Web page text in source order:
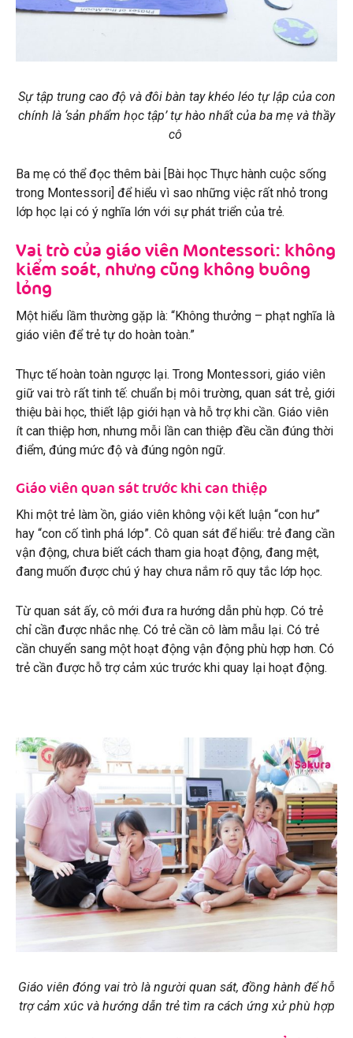
Sự tập trung cao độ và đôi bàn tay khéo léo tự lập của con
chính là ‘sản phẩm học tập’ tự hào nhất của ba mẹ và thầy
cô
Ba mẹ có thể đọc thêm bài [Bài học Thực hành cuộc sống
trong Montessori] để hiểu vì sao những việc rất nhỏ trong
lớp học lại có ý nghĩa lớn với sự phát triển của trẻ.
Vai trò của giáo viên Montessori: không
kiểm soát, nhưng cũng không buông
lỏng
Một hiểu lầm thường gặp là: “Không thưởng – phạt nghĩa là
giáo viên để trẻ tự do hoàn toàn.”
Thực tế hoàn toàn ngược lại. Trong Montessori, giáo viên
giữ vai trò rất tinh tế: chuẩn bị môi trường, quan sát trẻ, giới
thiệu bài học, thiết lập giới hạn và hỗ trợ khi cần. Giáo viên
ít can thiệp hơn, nhưng mỗi lần can thiệp đều cần đúng thời
điểm, đúng mức độ và đúng ngôn ngữ.
Giáo viên quan sát trước khi can thiệp
Khi một trẻ làm ồn, giáo viên không vội kết luận “con hư”
hay “con cố tình phá lớp”. Cô quan sát để hiểu: trẻ đang cần
vận động, chưa biết cách tham gia hoạt động, đang mệt,
đang muốn được chú ý hay chưa nắm rõ quy tắc lớp học.
Từ quan sát ấy, cô mới đưa ra hướng dẫn phù hợp. Có trẻ
chỉ cần được nhắc nhẹ. Có trẻ cần cô làm mẫu lại. Có trẻ
cần chuyển sang một hoạt động vận động phù hợp hơn. Có
trẻ cần được hỗ trợ cảm xúc trước khi quay lại hoạt động.
Giáo viên đóng vai trò là người quan sát, đồng hành để hỗ
trợ cảm xúc và hướng dẫn trẻ tìm ra cách ứng xử phù hợp